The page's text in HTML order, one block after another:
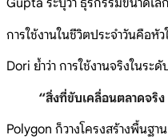
Gupta ระบุว่า ธุรกรรมขนาดเ
การใช้งานในชีวิตประจำวันคือหั
Dori ย้ำว่า การใช้งานจริงใน
“สิ่งที่ขับเคลื่อนตลาดจริง
Polygon ก็วางโครงสร้างพื้นฐ